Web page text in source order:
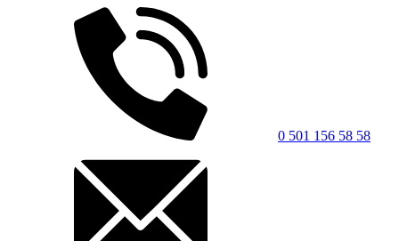
0 501 156 58 58